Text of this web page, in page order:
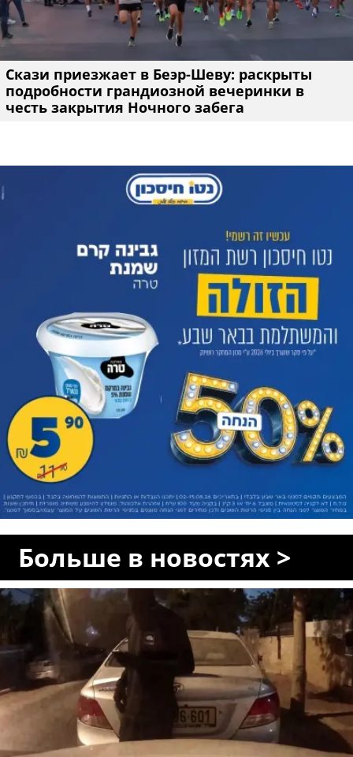
Скази приезжает в Беэр-Шеву: раскрыты
подробности грандиозной вечеринки в
честь закрытия Ночного забега
Больше в новостях >